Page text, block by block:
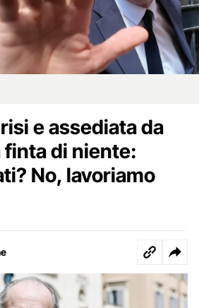
e assediata da
finta di niente:
No, lavoriamo